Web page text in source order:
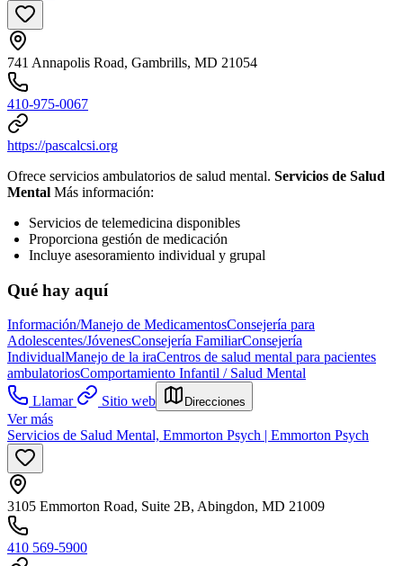
741 Annapolis Road, Gambrills, MD 21054
410-975-0067
https://pascalcsi.org
Ofrece servicios ambulatorios de salud mental. Servicios de Salud
Mental Más información:
Servicios de telemedicina disponibles
Proporciona gestión de medicación
Incluye asesoramiento individual y grupal
Qué hay aquí
Información/Manejo de MedicamentosConsejería para
Adolescentes/JóvenesConsejería FamiliarConsejería
IndividualManejo de la iraCentros de salud mental para pacientes
ambulatoriosComportamiento Infantil / Salud Mental
Llamar
Sitio web Direcciones
Ver más
Servicios de Salud Mental, Emmorton Psych | Emmorton Psych
3105 Emmorton Road, Suite 2B, Abingdon, MD 21009
410 569-5900